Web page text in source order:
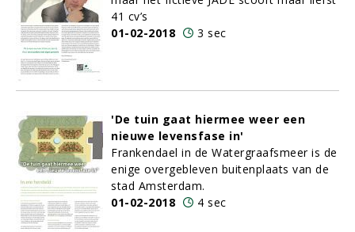
41 cv’s
01-02-2018
3 sec
'De tuin gaat hiermee weer een
nieuwe levensfase in'
Frankendael in de Watergraafsmeer is de
enige overgebleven buitenplaats van de
stad Amsterdam.
01-02-2018
4 sec